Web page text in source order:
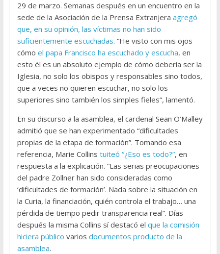
29 de marzo. Semanas después en un encuentro en la
sede de la Asociación de la Prensa Extranjera agregó
que, en su opinión, las víctimas no han sido
suficientemente escuchadas. “He visto con mis ojos
cómo el papa Francisco ha escuchado y escucha, en
esto él es un absoluto ejemplo de cómo debería ser la
Iglesia, no solo los obispos y responsables sino todos,
que a veces no quieren escuchar, no solo los
superiores sino también los simples fieles”, lamentó.
En su discurso a la asamblea, el cardenal Sean O’Malley
admitió que se han experimentado “dificultades
propias de la etapa de formación”. Tomando esa
referencia, Marie Collins tuiteó “¿Eso es todo?”, en
respuesta a la explicación. “Las serias preocupaciones
del padre Zollner han sido consideradas como
‘dificultades de formación’. Nada sobre la situación en
la Curia, la financiación, quién controla el trabajo… una
pérdida de tiempo pedir transparencia real”. Días
después la misma Collins sí destacó el que la comisión
hiciera público varios documentos producto de la
asamblea.